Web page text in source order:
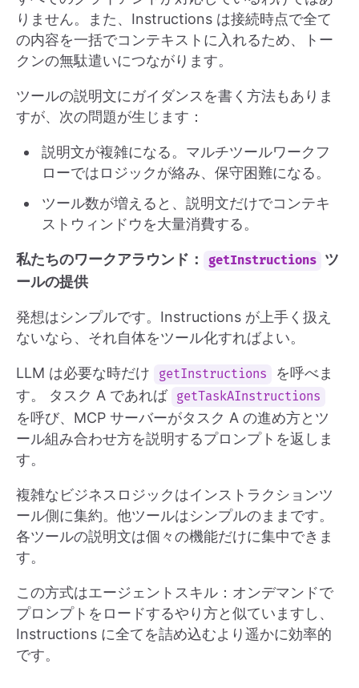
りません。また、Instructions は接続時点で全て
の内容を一括でコンテキストに入れるため、トー
クンの無駄遣いにつながります。
ツールの説明文にガイダンスを書く方法もありま
すが、次の問題が生じます：
説明文が複雑になる。マルチツールワークフ
ローではロジックが絡み、保守困難になる。
ツール数が増えると、説明文だけでコンテキ
ストウィンドウを大量消費する。
私たちのワークアラウンド： getInstructions ツ
ールの提供
発想はシンプルです。Instructions が上手く扱え
ないなら、それ自体をツール化すればよい。
LLM は必要な時だけ getInstructions
を呼べま
す。 タスク A であれば getTaskAInstructions
を呼び、MCP サーバーがタスク A の進め方とツ
ール組み合わせ方を説明するプロンプトを返しま
す。
複雑なビジネスロジックはインストラクションツ
ール側に集約。他ツールはシンプルのままです。
各ツールの説明文は個々の機能だけに集中できま
す。
この方式はエージェントスキル：オンデマンドで
プロンプトをロードするやり方と似ていますし、
Instructions に全てを詰め込むより遥かに効率的
です。